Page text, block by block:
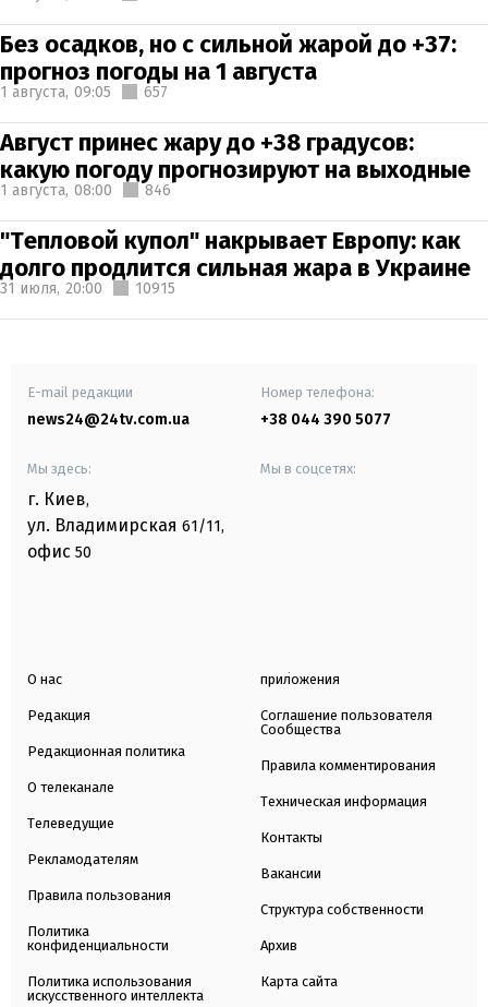
Без осадков, но с сильной жарой до +37:
прогноз погоды на 1 августа
1 августа, 09:05 657
Август принес жару до +38 градусов:
какую погоду прогнозируют на выходные
1 августа, 08:00 846
"Тепловой купол" накрывает Европу: как
долго продлится сильная жара в Украине
31 июля, 20:00 10915
E-mail редакции
news24@24tv.com.ua
Номер телефона:
+38 044 390 5077
Мы здесь:
г. Киев,
ул. Владимирская 61/11,
офис 50
Мы в соцсетях:
О нас
Редакция
Редакционная политика
О телеканале
Телеведущие
Рекламодателям
Правила пользования
Политика
конфиденциальности
Политика использования
искусственного интеллекта
приложения
Соглашение пользователя
Сообщества
Правила комментирования
Техническая информация
Контакты
Вакансии
Структура собственности
Архив
Карта сайта